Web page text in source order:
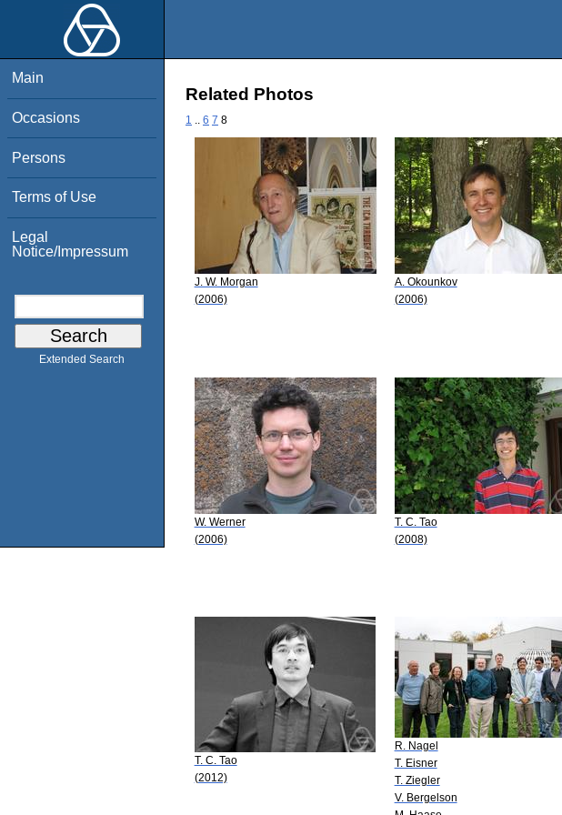
Main
Occasions
Persons
Terms of Use
Legal
Notice/Impressum
Extended Search
Related Photos
1 6 7 8
J. W. Morgan
(2006)
A. Okounkov
(2006)
W. Werner
(2006)
T. C. Tao
(2008)
T. C. Tao
(2012)
R. Nagel
T. Eisner
T. Ziegler
V. Bergelson